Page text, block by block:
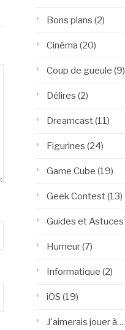
Bons plans (2)
Cinéma (20)
Coup de gueule (9)
Délires (2)
Dreamcast(11)
Figurines (24)
Game Cube (19)
Geek Contest(13)
Guides et Astuces
Humeur(7)
Informatique (2)
iOS (19)
J'aimerais jouer à…